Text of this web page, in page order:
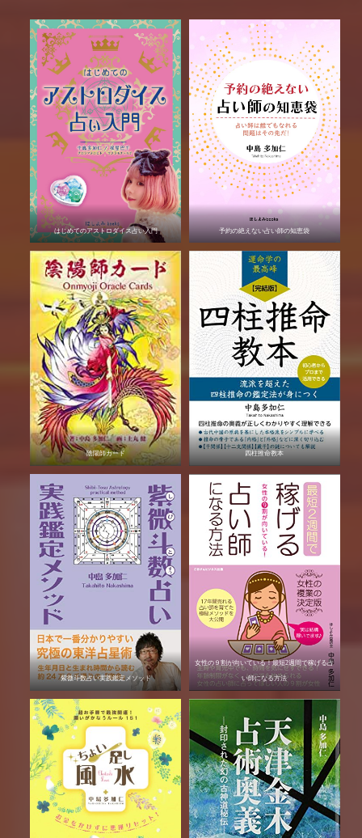
はじめてのアストロダイス占い入門 予約の絶えない占い師の知恵袋
陰陽師カード 四柱推命教本
紫微斗数占い実践鑑定メソッド
女性の９割が向いている！最短2週間で稼げる占
い師になる方法